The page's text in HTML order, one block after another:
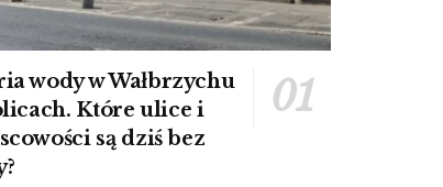
wody w Wałbrzychu
Które ulice i
są dziś bez